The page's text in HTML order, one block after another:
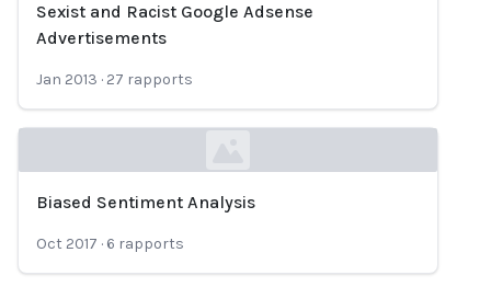
Loading...
Sexist and Racist Google Adsense
Advertisements
Jan 2013 · 27 rapports
Biased Sentiment Analysis
Oct 2017 · 6 rapports